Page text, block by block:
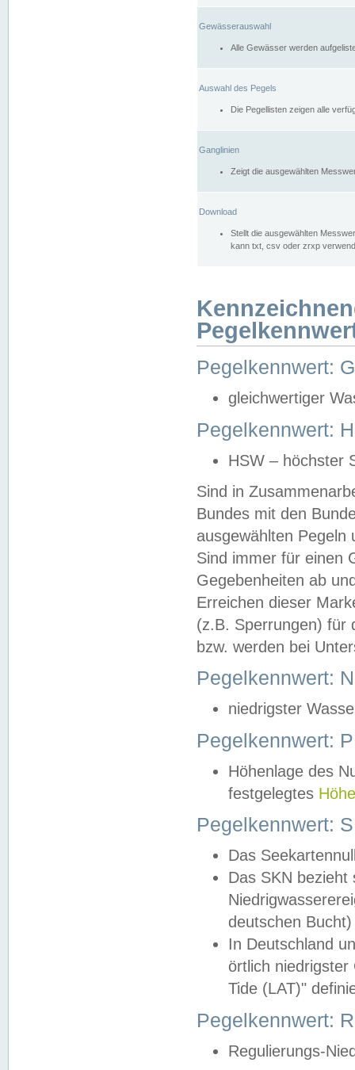
Gewässerauswahl
Alle Gewässer werden
Auswahl des Pegels
Die Pegellisten zeigen alle
Ganglinien
Zeigt die ausgewählten
Download
Stellt die ausgewählten
kann txt, csv oder zrxp
Pegelkennwert:
gleichwertiger
Pegelkennwert:
HSW – höchster
Sind in
Bundes mit den
ausgewählten
Sind immer für einen
Gegebenheiten ab
Erreichen dieser
(z.B. Sperrungen) für
bzw. werden bei
Pegelkennwert:
niedrigster
Pegelkennwert:
Höhenlage des
festgelegtes
Pegelkennwert:
Das
Das SKN
deutschen
In Deutschland
örtlich
Tide (LAT)"
Pegelkennwert:
Regulierungs-